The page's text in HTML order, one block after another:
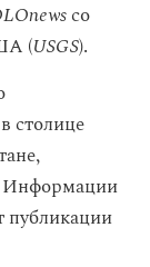
со
(USGS).
столице
Информации
публикации